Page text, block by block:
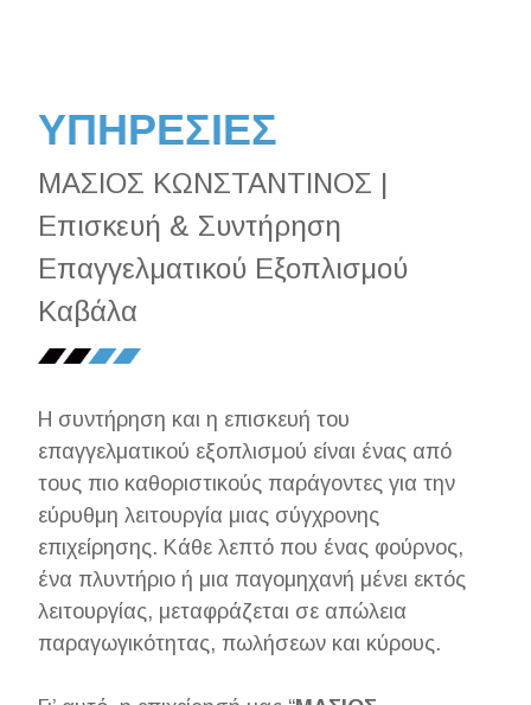
ΥΠΗΡΕΣΙΕΣ
ΜΑΣΙΟΣ ΚΩΝΣΤΑΝΤΙΝΟΣ |
Επισκευή & Συντήρηση
Επαγγελματικού Εξοπλισμού
Καβάλα
Η συντήρηση και η επισκευή του
επαγγελματικού εξοπλισμού είναι ένας από
τους πιο καθοριστικούς παράγοντες για την
εύρυθμη λειτουργία μιας σύγχρονης
επιχείρησης. Κάθε λεπτό που ένας φούρνος,
ένα πλυντήριο ή μια παγομηχανή μένει εκτός
λειτουργίας, μεταφράζεται σε απώλεια
παραγωγικότητας, πωλήσεων και κύρους.